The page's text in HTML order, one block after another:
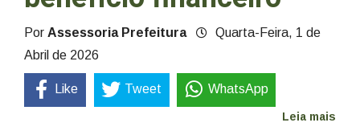
Por Assessoria Prefeitura
Quarta-Feira, 1 de
Abril de 2026
Like Tweet WhatsApp
Leia mais